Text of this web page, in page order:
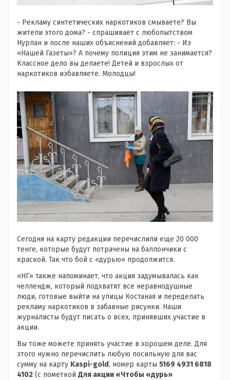
- Рекламу синтетических наркотиков смываете? Вы
жители этого дома? - спрашивает с любопытством
Нурлан и после наших объяснений добавляет: - Из
«Нашей Газеты»? А почему полиция этим не занимается?
Классное дело вы делаете! Детей и взрослых от
наркотиков избавляете. Молодцы!
Сегодня на карту редакции перечислили еще 20 000
тенге, которые будут потрачены на баллончики с
краской. Так что бой с «дурью» продолжится.
«НГ» также напоминает, что акция задумывалась как
челлендж, который подхватят все неравнодушные
люди, готовые выйти на улицы Костаная и переделать
рекламу наркотиков в забавные рисунки. Наши
журналисты будут писать о всех, принявших участие в
акции.
Вы тоже можете принять участие в хорошем деле. Для
этого нужно перечислить любую посильную для вас
сумму на карту Kaspi-gold, номер карты 5169 4931 6818
4102 (с пометкой Для акции «Чтобы «дурь»